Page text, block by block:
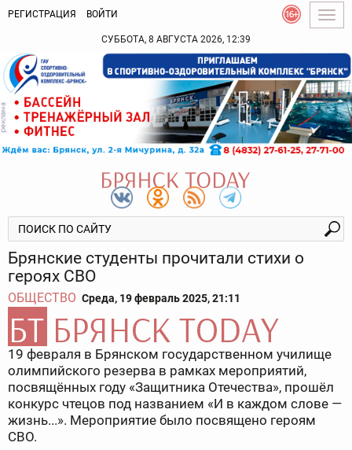
РЕГИСТРАЦИЯ ВОЙТИ
СУББОТА, 8 АВГУСТА 2026, 12:39
Брянские студенты прочитали стихи о
героях СВО
ОБЩЕСТВО Среда, 19 февраль 2025, 21:11
19 февраля в Брянском государственном училище
олимпийского резерва в рамках мероприятий,
посвящённых году «Защитника Отечества», прошёл
конкурс чтецов под названием «И в каждом слове —
жизнь...». Мероприятие было посвящено героям
СВО.